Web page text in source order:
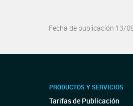
Fecha de publicación 13/
PRODUCTOS Y SERVICIOS
Tarifas de Publicación